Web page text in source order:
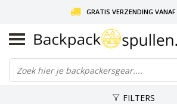
GRATIS VERZENDING
LIEFDE VOOR
30 DAGEN GRATIS
FILTERS